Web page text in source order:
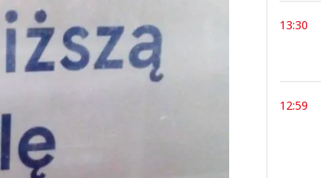
13:30
12:59